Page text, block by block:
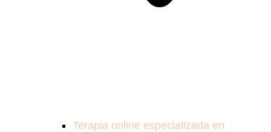
Terapia online especializada en